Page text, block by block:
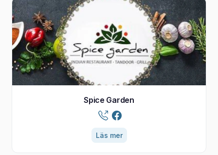
Spice Garden
Läs mer